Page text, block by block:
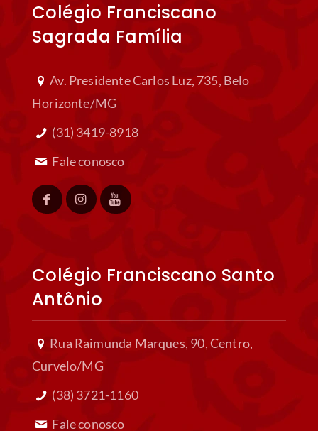
Colégio Franciscano
Sagrada Família
Av. Presidente Carlos Luz, 735, Belo
Horizonte/MG
(31) 3419-8918
Fale conosco
Colégio Franciscano Santo
Antônio
Rua Raimunda Marques, 90, Centro,
Curvelo/MG
(38) 3721-1160
Fale conosco